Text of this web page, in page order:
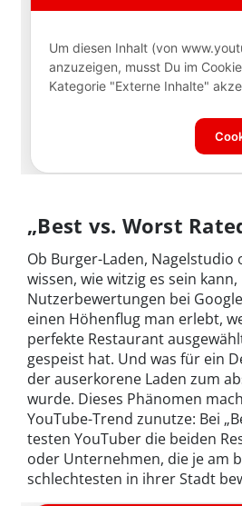
„Best vs. Worst
Ob Burger-Laden, Nagelstudio
wissen, wie witzig es sein kann,
Nutzerbewertungen bei
einen Höhenflug man erlebt,
perfekte Restaurant
gespeist hat. Und was für ein
der auserkorene Laden zum
wurde. Dieses Phänomen
YouTube-Trend zunutze: Bei
testen YouTuber die beiden
oder Unternehmen, die je am
schlechtesten in ihrer Stadt